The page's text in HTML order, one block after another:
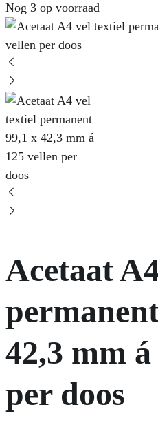
Nog 3 op voorraad
Acetaat
42,3 mm
per doos